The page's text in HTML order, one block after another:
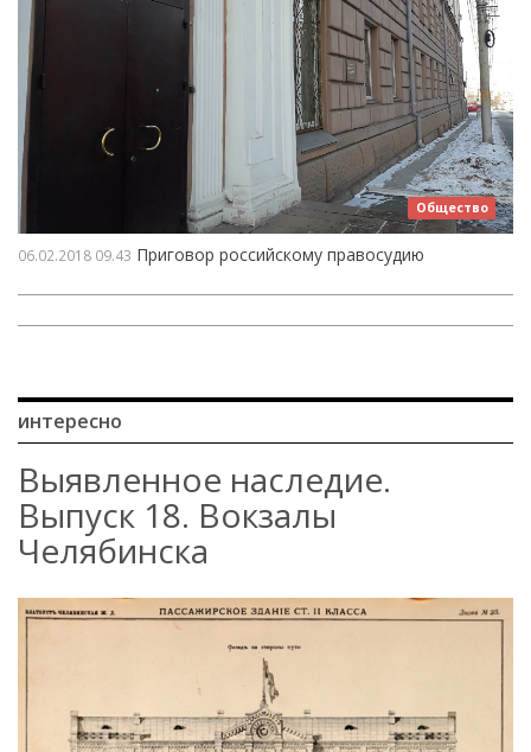
Общество
06.02.2018 09.43 Приговор российскому правосудию
интересно
Выявленное наследие.
Выпуск 18. Вокзалы
Челябинска